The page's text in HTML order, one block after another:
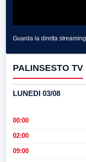
Guarda la diretta streaming
PALINSESTO TV
LUNEDI 03/08
00:00
02:00
09:00